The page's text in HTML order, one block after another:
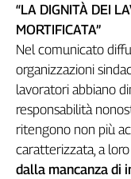
Diffusa
InFlai
trasmissioni
tv
Work
in
Progress
L'Italia
“LA DIGNITÀ DEI
MORTIFICATA”
Nel comunicato
organizzazioni
lavoratori abbiano
responsabilità
ritengono non più
caratterizzata, a loro
dalla mancanza di